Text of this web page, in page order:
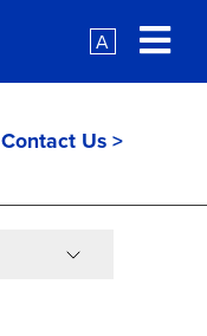
A
Contact Us >